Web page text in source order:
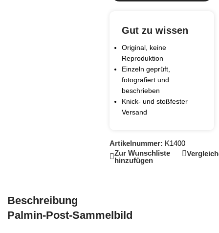
Gut zu wissen
Original, keine
Reproduktion
Einzeln geprüft,
fotografiert und
beschrieben
Knick- und stoßfester
Versand
Artikelnummer: K1400
Zur Wunschliste
hinzufügen
Beschreibung
Palmin-Post-Sammelbild